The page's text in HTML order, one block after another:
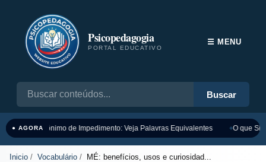
Psicopedagogia
PORTAL EDUCATIVO
Buscar
☰ MENU
● AGORASinônimo de Impedimento: Veja Palavras Equivalentes O que
Inicio Vocabulário MÉ: benefícios, usos e curiosidad...